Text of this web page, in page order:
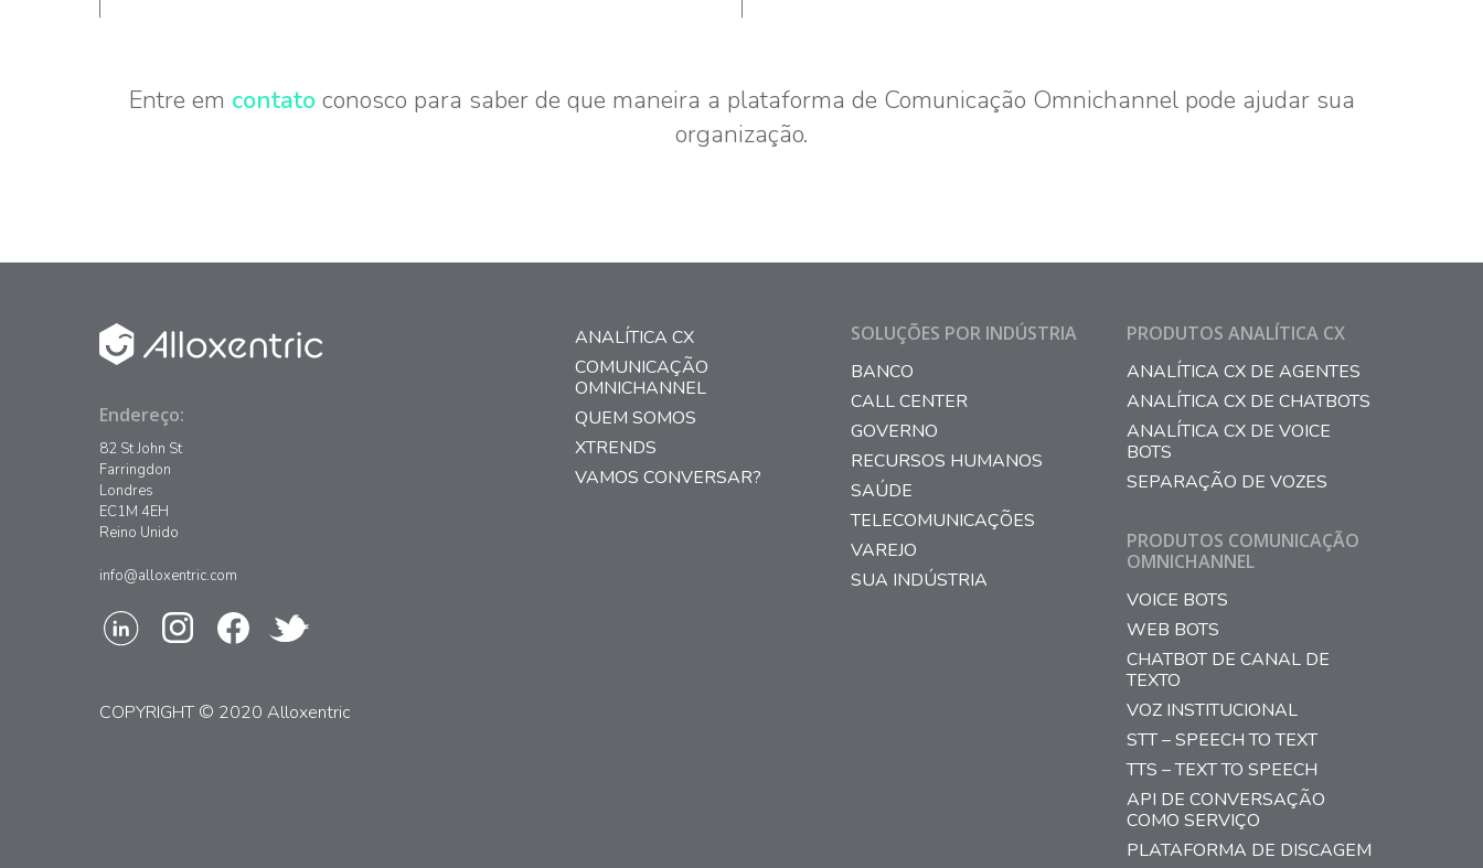
Entre em contatoconosco para saber de que maneira a plataforma de Comunicação Omnichannel pode ajudar sua
organização.
Endereço:
82 St John St
Farringdon
Londres
EC1M 4EH
Reino Unido
info@alloxentric.com
COPYRIGHT © 2020 Alloxentric
ANALÍTICA CX
COMUNICAÇÃO
OMNICHANNEL
QUEM SOMOS
XTRENDS
VAMOS CONVERSAR?
SOLUÇÕES POR INDÚSTRIA
BANCO
CALL CENTER
GOVERNO
RECURSOS HUMANOS
SAÚDE
TELECOMUNICAÇÕES
VAREJO
SUA INDÚSTRIA
PRODUTOS ANALÍTICA CX
ANALÍTICA CX DE AGENTES
ANALÍTICA CX DE CHATBOTS
ANALÍTICA CX DE VOICE
BOTS
SEPARAÇÃO DE VOZES
PRODUTOS COMUNICAÇÃO
OMNICHANNEL
VOICE BOTS
WEB BOTS
CHATBOT DE CANAL DE
TEXTO
VOZ INSTITUCIONAL
STT – SPEECH TO TEXT
TTS – TEXT TO SPEECH
API DE CONVERSAÇÃO
COMO SERVIÇO
PLATAFORMA DE DISCAGEM